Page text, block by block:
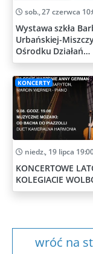
sob., 27 czerwca
Wystawa szkła
Urbańskiej-
Ośrodku Działań
Artystycznych
KONCERTY
niedz., 19 lipca
KONCERTOWE
KOLEGIACIE
wróć na